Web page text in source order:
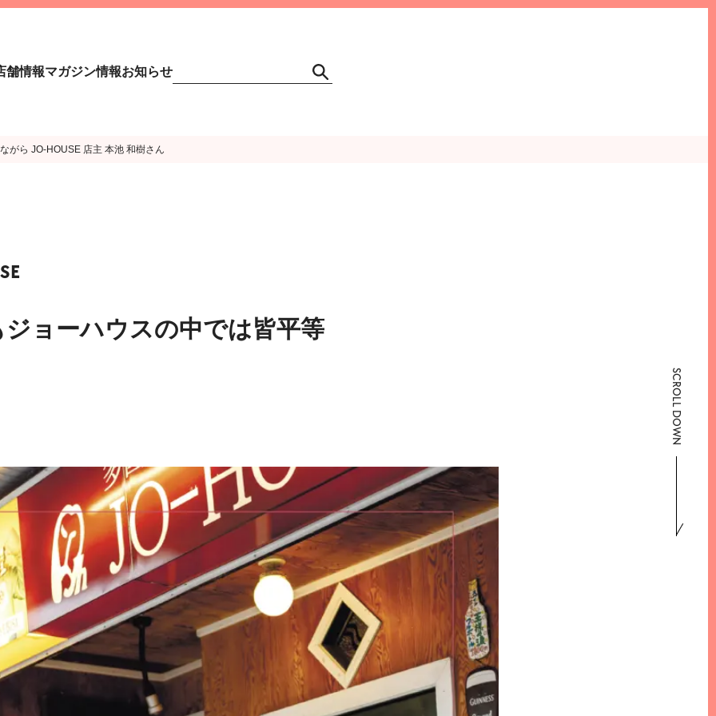
舗情報マガジン情報お知らせ
SCROLL DOWN
がら JO-HOUSE 店主 本池 和樹さん
ョーハウスの中では皆平等